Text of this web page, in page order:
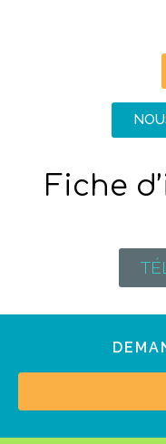
Fiche